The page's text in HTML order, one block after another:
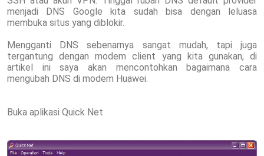
menjadi DNS Google kita sudah bisa dengan leluasa
membuka situs yang diblokir.
Mengganti DNS sebenarnya sangat mudah, tapi juga
tergantung dengan modem client yang kita gunakan, di
artikel ini saya akan mencontohkan bagaimana cara
mengubah DNS di modem Huawei.
Buka aplikasi Quick Net